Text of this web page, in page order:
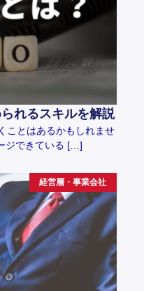
れるスキルを解説
ことはあるかもしれませ
ジできている […]
経営層・事業会社